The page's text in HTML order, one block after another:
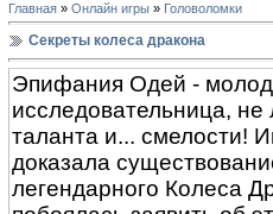
Главная » Онлайн игры » Головоломки
Секреты колеса дракона
Эпифания Одей -
исследовательница,
таланта и... смелости!
доказала
легендарного Колеса